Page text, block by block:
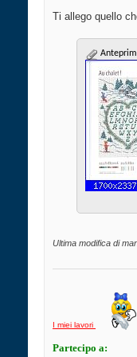
Ti allego quello
Ultima modifica di
I miei lavori
Partecipo a: